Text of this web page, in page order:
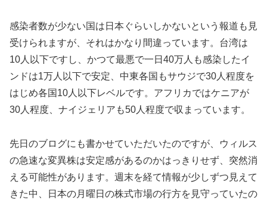
感染者数が少ない国は日本ぐらいしかないという報道も見
受けられますが、それはかなり間違っています。台湾は
10人以下ですし、かつて最悪で一日40万人も感染したイ
ンドは1万人以下で安定、中東各国もサウジで30人程度を
はじめ各国10人以下レベルです。アフリカではケニアが
30人程度、ナイジェリアも50人程度で収まっています。
先日のブログにも書かせていただいたのですが、ウィルス
の急速な変異株は安定感があるのかはっきりせず、突然消
える可能性があります。週末を経て情報が少しずつ見えて
きた中、日本の月曜日の株式市場の行方を見守っていたの